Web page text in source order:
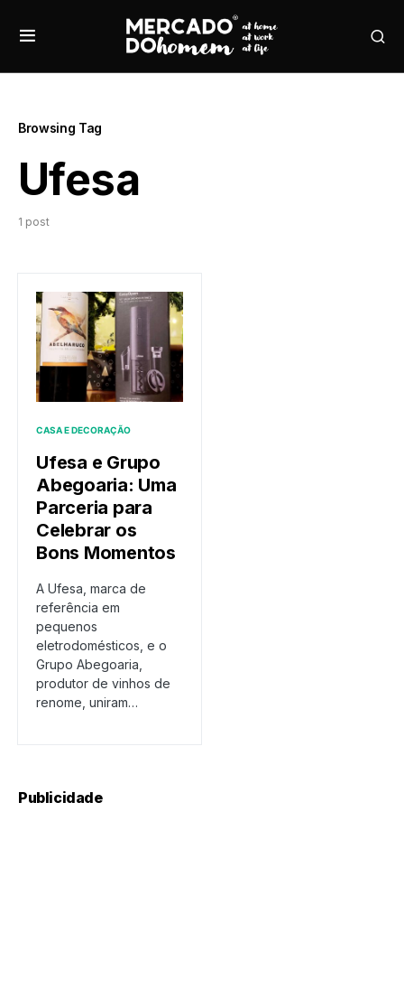
Browsing Tag
Ufesa
1 post
CASA E DECORAÇÃO
Ufesa e Grupo
Abegoaria: Uma
Parceria para
Celebrar os
Bons Momentos
A Ufesa, marca de
referência em
pequenos
eletrodomésticos, e o
Grupo Abegoaria,
produtor de vinhos de
renome, uniram…
Publicidade